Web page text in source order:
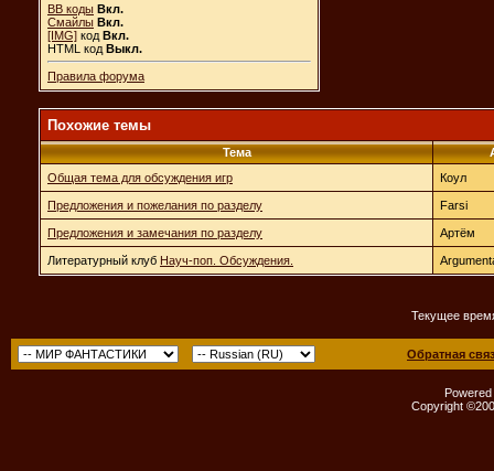
BB коды Вкл.
Смайлы Вкл.
[IMG] код Вкл.
HTML код Выкл.
Правила форума
Похожие темы
Тема
Общая тема для обсуждения игр
Коул
Предложения и пожелания по разделу Farsi
Предложения и замечания по разделу Артём
Литературный клуб Науч-поп. Обсуждения.
Текущее
Обратная
Copyright